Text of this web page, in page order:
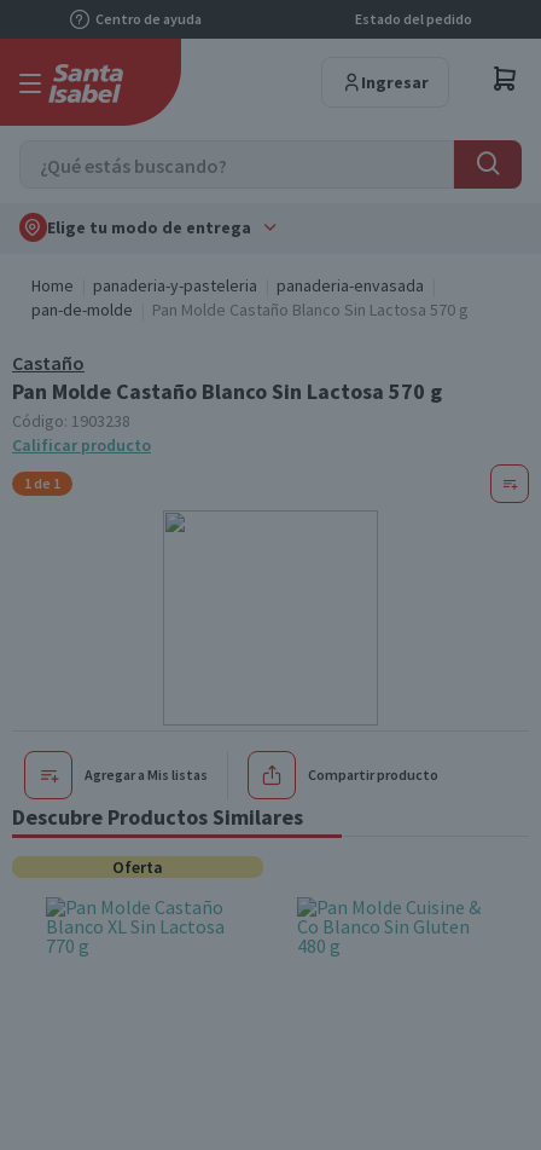
Centro de ayuda Estado del pedido
Ingresar
Elige tu modo de entrega
Home panaderia-y-pasteleria
panaderia-envasada
pan-de-molde
Pan Molde Castaño Blanco Sin Lactosa 570 g
Castaño
Pan Molde Castaño Blanco Sin Lactosa 570 g
Código: 1903238
Calificar producto
1 de 1
Agregar a Mis listas Compartir producto
Descubre Productos Similares
Oferta